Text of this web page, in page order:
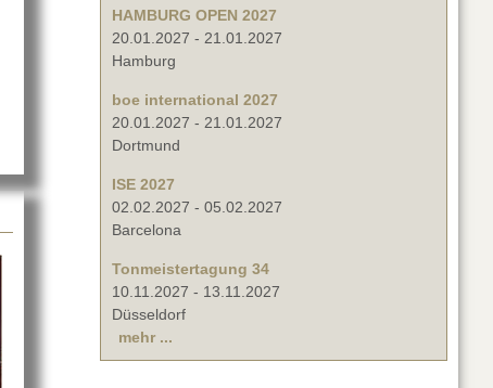
HAMBURG OPEN 2027
20.01.2027 - 21.01.2027
Hamburg
boe international 2027
20.01.2027 - 21.01.2027
Dortmund
ISE 2027
02.02.2027 - 05.02.2027
Barcelona
Tonmeistertagung 34
10.11.2027 - 13.11.2027
Düsseldorf
mehr ...